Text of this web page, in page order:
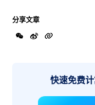
分享文章
快速免费